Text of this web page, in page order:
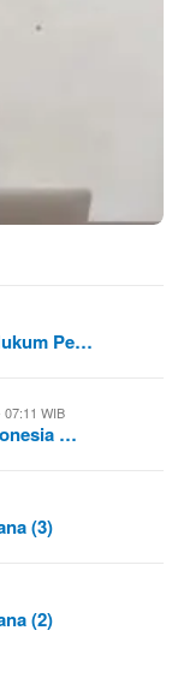
Pe…
07:11 WIB
…
(3)
(2)